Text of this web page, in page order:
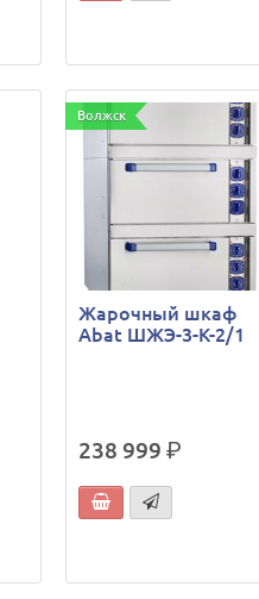
Волжск
Жарочный шкаф
Abat ШЖЭ-3-К-2/1
238 999 р.